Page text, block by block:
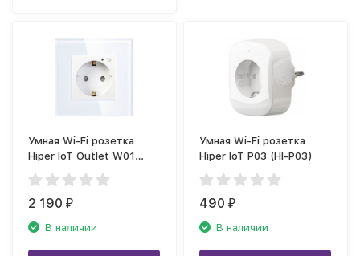
Умная Wi-Fi розетка
Hiper IoT Outlet W01
(HDY-OW01), белая
2 190₽
В наличии
Умная Wi-Fi розетка
Hiper IoT P03 (HI-P03)
490₽
В наличии